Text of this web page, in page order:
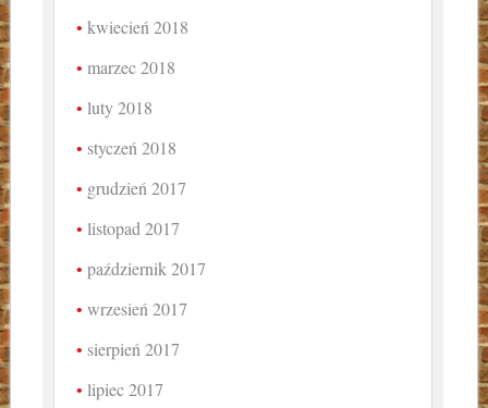
kwiecień 2018
marzec 2018
luty 2018
styczeń 2018
grudzień 2017
listopad 2017
październik 2017
wrzesień 2017
sierpień 2017
lipiec 2017